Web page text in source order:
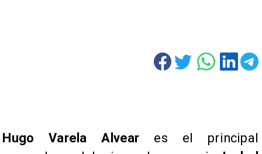
Hugo Varela Alvear es el principal